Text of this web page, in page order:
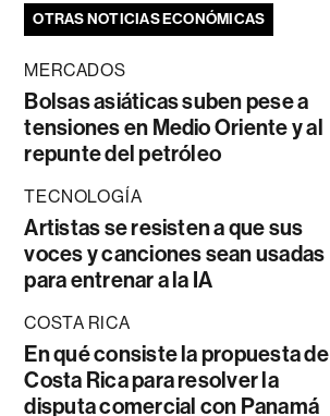
OTRAS NOTICIAS ECONÓMICAS
MERCADOS
Bolsas asiáticas suben pese a
tensiones en Medio Oriente y al
repunte del petróleo
TECNOLOGÍA
Artistas se resisten a que sus
voces y canciones sean usadas
para entrenar a la IA
COSTA RICA
En qué consiste la propuesta de
Costa Rica para resolver la
disputa comercial con Panamá